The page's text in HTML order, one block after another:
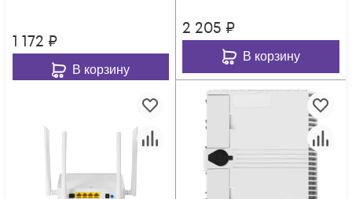
1 172 ₽
В корзину
2 205 ₽
В корзину